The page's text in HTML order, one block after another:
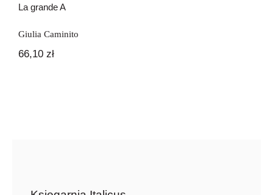
La grande A
Giulia Caminito
66,10 zł